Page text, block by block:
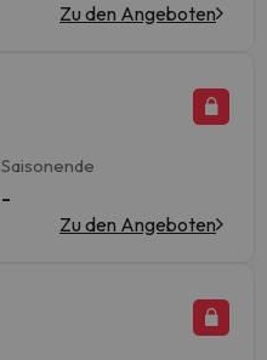
Zu den Angeboten
Saisonende
-
Zu den Angeboten